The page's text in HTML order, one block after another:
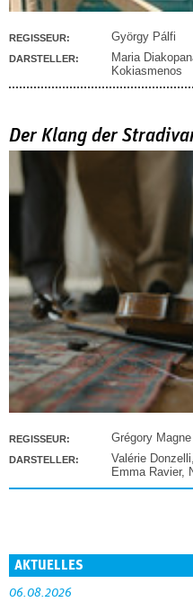
REGISSEUR: György Pálfi
DARSTELLER: Maria
Kokiasmenos
Der Klang der
REGISSEUR: Grégory Magne
DARSTELLER: Valérie Donzelli,
Emma Ravier,
AKTUELLES
06.08.2026